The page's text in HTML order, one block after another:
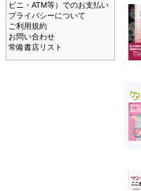
ビニ・ATM等）でのお支払い
プライバシーについて
ご利用規約
お問い合わせ
常備書店リスト